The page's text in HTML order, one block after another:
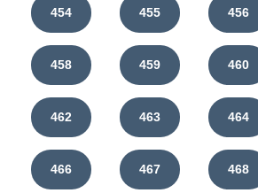
454 455 456
458 459 460
462 463 464
466 467 468